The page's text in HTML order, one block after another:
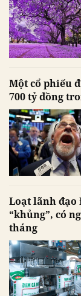
Một cổ phiếu
700 tỷ đồng
Loạt lãnh đạo
“khủng”, có
tháng